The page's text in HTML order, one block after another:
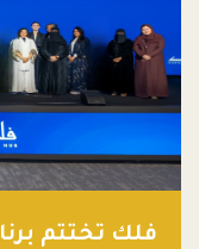
فلك تختتم